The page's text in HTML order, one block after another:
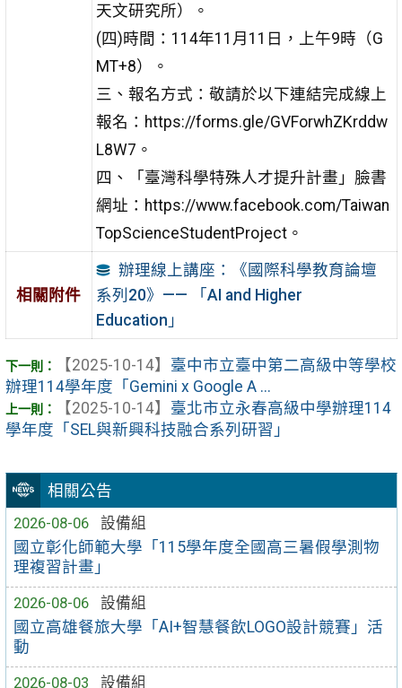
相關公告
2026-08-06
設備組
國立彰化師範大學「115學年度全國高三暑假學測物
理複習計畫」
2026-08-06
設備組
國立高雄餐旅大學「AI+智慧餐飲LOGO設計競賽」活
動
2026-08-03
設備組
天文研究所）。
(四)時間：114年11月11日，上午9時（G
MT+8）。
三、報名方式：敬請於以下連結完成線上
報名：https://forms.gle/GVForwhZKrddw
L8W7。
四、「臺灣科學特殊人才提升計畫」臉書
網址：https://www.facebook.com/Taiwan
TopScienceStudentProject。
相關附件
辦理線上講座：《國際科學教育論壇
系列20》—— 「AI and Higher
Education」
【2025-10-14】 臺中市立臺中第二高級中等學校
辦理114學年度「Gemini x Google A ...
【2025-10-14】 臺北市立永春高級中學辦理114
學年度「SEL與新興科技融合系列研習」